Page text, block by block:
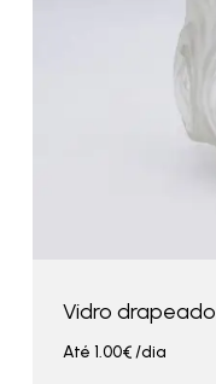
Vidro drapeado
Até 1.00€/dia